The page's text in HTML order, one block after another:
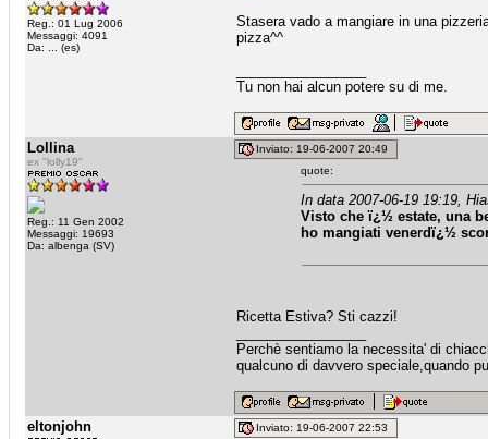
Reg.: 01 Lug 2006
Messaggi: 4091
Da: ... (es)
Stasera vado a mangiare in una
pizza^^
Tu non hai alcun potere su di me.
Lollina
ex "lolly19"
Reg.: 11 Gen 2002
Messaggi: 19693
Da: albenga (SV)
Inviato: 19-06-2007 20:49
quote:
In data 2007-06-19 19:19,
Visto che ï¿½ estate, una
ho mangiati venerdï¿½
Ricetta Estiva? Sti cazzi!
Perchè sentiamo la necessita' di
qualcuno di davvero speciale,quando
eltonjohn Inviato: 19-06-2007 22:53